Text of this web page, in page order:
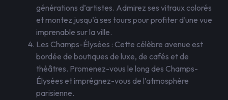
générations d’artistes. Admirez ses vitraux colorés
et montez jusqu’à ses tours pour profiter d’une vue
imprenable sur la ville.
Les Champs-Élysées : Cette célèbre avenue est
bordée de boutiques de luxe, de cafés et de
théâtres. Promenez-vous le long des Champs-
Élysées et imprégnez-vous de l’atmosphère
parisienne.